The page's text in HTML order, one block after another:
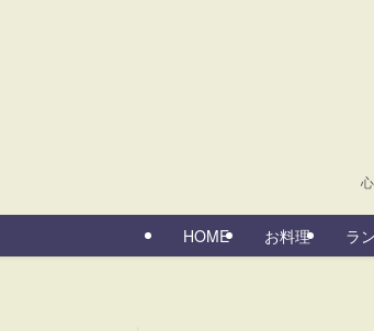
HOME お料理 ラ